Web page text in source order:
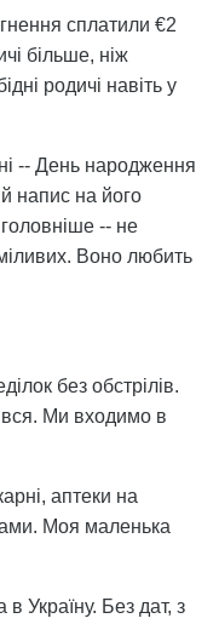
сплатили €2
більше, ніж
родичі навіть у
-- День народження
напис на його
-- не
Воно любить
без обстрілів.
Ми входимо в
аптеки на
Моя маленька
Україну. Без дат, з